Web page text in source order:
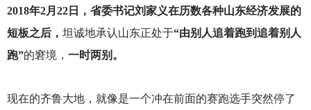
2018年2月22日，省委书记刘家义在历数各种山东经济发展的
短板之后， 坦诚地承认山东正处于“由别人追着跑到追着别人
跑”的窘境， 一时两别。
现在的齐鲁大地，就像是一个冲在前面的赛跑选手突然停了